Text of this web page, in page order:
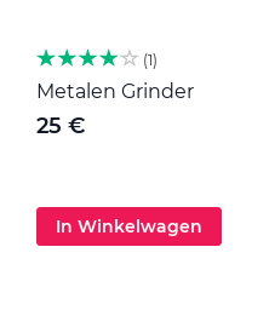
1
Metalen Grinder
25 €
In Winkelwagen